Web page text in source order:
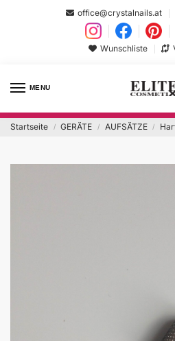
office@crystalnails.at
Wunschliste
MENU
Startseite / GERÄTE / AUFSÄTZE /